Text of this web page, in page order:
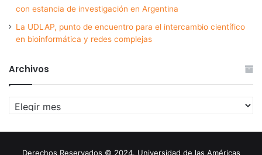
con estancia de investigación en Argentina
La UDLAP, punto de encuentro para el intercambio científico
en bioinformática y redes complejas
Archivos
Archivos
Derechos Reservados © 2024. Universidad de las Américas